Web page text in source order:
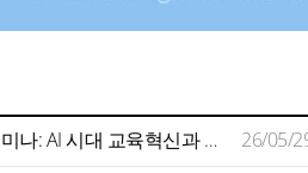
2026년 상반기 세미나: AI 시대 교육혁신과 미래형 교수학습 지원
26/05/